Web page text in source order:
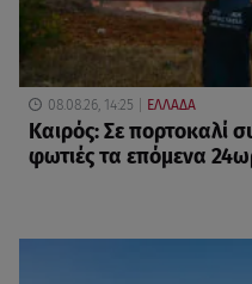
08.08.26, 14:25 ΕΛΛΑΔΑ
Καιρός: Σε πορτοκαλί
φωτιές τα επόμενα